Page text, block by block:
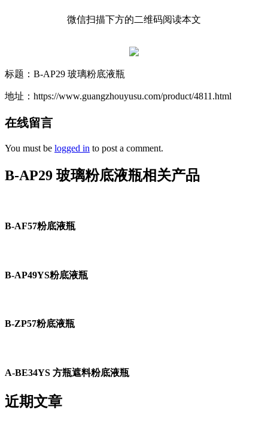
微信扫描下方的二维码阅读本文
标题：B-AP29 玻璃粉底液瓶
地址：https://www.guangzhouyusu.com/product/4811.html
在线留言
You must be logged in to post a comment.
B-AP29 玻璃粉底液瓶相关产品
B-AF57粉底液瓶
B-AP49YS粉底液瓶
B-ZP57粉底液瓶
A-BE34YS 方瓶遮料粉底液瓶
近期文章